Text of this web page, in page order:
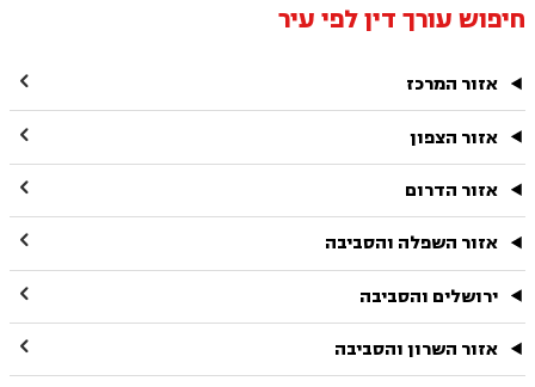
חיפוש עורך דין לפי עיר
אזור המרכז 
אזור הצפון 
אזור הדרום 
אזור השפלה והסביבה 
ירושלים והסביבה 
אזור השרון והסביבה 